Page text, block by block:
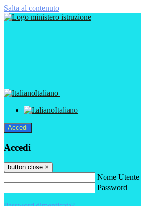
Salta al contenuto
Italiano
Italiano
Accedi
Accedi
button close ×
Nome Utente
Password